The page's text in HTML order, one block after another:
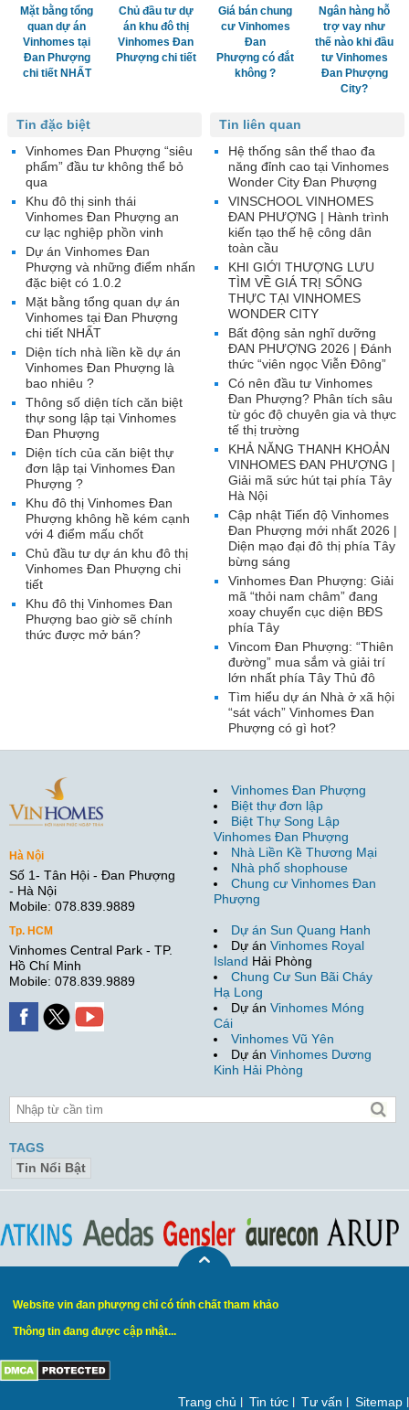
Mặt bằng tổng
quan dự án
Vinhomes tại
Đan Phượng
chi tiết NHẤT
Chủ đầu tư dự
án khu đô thị
Vinhomes Đan
Phượng chi tiết
Giá bán chung
cư Vinhomes
Đan
Phượng có đắt
không ?
Ngân hàng hỗ
trợ vay như
thế nào khi đầu
tư Vinhomes
Đan Phượng
City?
Tin liên quan
Hệ thống sân thể thao đa
năng đỉnh cao tại Vinhomes
Wonder City Đan Phượng
VINSCHOOL VINHOMES
ĐAN PHƯỢNG | Hành trình
kiến tạo thế hệ công dân
toàn cầu
KHI GIỚI THƯỢNG LƯU
TÌM VỀ GIÁ TRỊ SỐNG
THỰC TẠI VINHOMES
WONDER CITY
Bất động sản nghĩ dưỡng
ĐAN PHƯỢNG 2026 | Đánh
thức “viên ngọc Viễn Đông”
Có nên đầu tư Vinhomes
Đan Phượng? Phân tích sâu
từ góc độ chuyên gia và thực
tế thị trường
KHẢ NĂNG THANH KHOẢN
VINHOMES ĐAN PHƯỢNG |
Giải mã sức hút tại phía Tây
Hà Nội
Cập nhật Tiến độ Vinhomes
Đan Phượng mới nhất 2026 |
Diện mạo đại đô thị phía Tây
bừng sáng
Vinhomes Đan Phượng: Giải
mã “thỏi nam châm” đang
xoay chuyển cục diện BĐS
phía Tây
Vincom Đan Phượng: “Thiên
đường” mua sắm và giải trí
lớn nhất phía Tây Thủ đô
Tìm hiểu dự án Nhà ở xã hội
“sát vách” Vinhomes Đan
Phượng có gì hot?
Tin đặc biệt
Vinhomes Đan Phượng “siêu
phẩm” đầu tư không thể bỏ
qua
Khu đô thị sinh thái
Vinhomes Đan Phượng an
cư lạc nghiệp phồn vinh
Dự án Vinhomes Đan
Phượng và những điểm nhấn
đặc biệt có 1.0.2
Mặt bằng tổng quan dự án
Vinhomes tại Đan Phượng
chi tiết NHẤT
Diện tích nhà liền kề dự án
Vinhomes Đan Phượng là
bao nhiêu ?
Thông số diện tích căn biệt
thự song lập tại Vinhomes
Đan Phượng
Diện tích của căn biệt thự
đơn lập tại Vinhomes Đan
Phượng ?
Khu đô thị Vinhomes Đan
Phượng không hề kém cạnh
với 4 điểm mấu chốt
Chủ đầu tư dự án khu đô thị
Vinhomes Đan Phượng chi
tiết
Khu đô thị Vinhomes Đan
Phượng bao giờ sẽ chính
thức được mở bán?
Hà Nội
Số 1- Tân Hội - Đan Phượng
- Hà Nội
Mobile: 078.839.9889
Tp. HCM
Vinhomes Central Park - TP.
Hồ Chí Minh
Mobile: 078.839.9889
Vinhomes Đan Phượng
Biệt thự đơn lập
Biệt Thự Song Lập
Vinhomes Đan Phượng
Nhà Liền Kề Thương Mại
Nhà phố shophouse
Chung cư Vinhomes Đan
Phượng
Dự án Sun Quang Hanh
Dự án Vinhomes Royal
Island Hải Phòng
Chung Cư Sun Bãi Cháy
Hạ Long
Dự án Vinhomes Móng
Cái
Vinhomes Vũ Yên
Dự án Vinhomes Dương
Kinh Hải Phòng
TAGS
Tin Nổi Bật
Website vin đan phượng chỉ có tính chất tham khảo
Thông tin đang được cập nhật...
Trang chủ Tin tức Tư vấn Sitemap